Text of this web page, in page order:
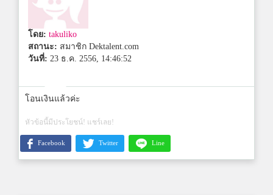
โดย: takuliko
สถานะ: สมาชิก Dektalent.com
วันที่: 23 ธ.ค. 2556, 14:46:52
โอนเงินแล้วค่ะ
หัวข้อนี้มีประโยชน์! แชร์เลย!
Facebook Twitter Line